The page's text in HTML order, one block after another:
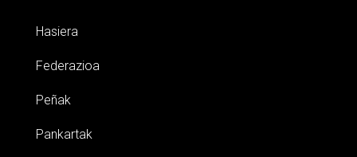
Hasiera
Federazioa
Peñak
Pankartak